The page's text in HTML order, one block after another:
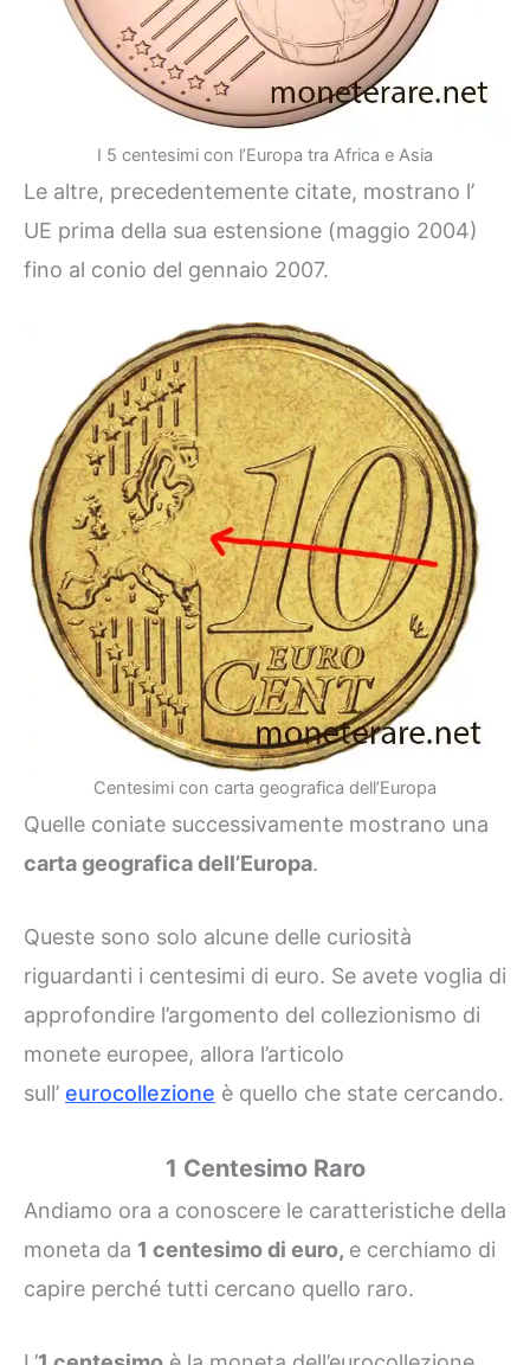
I 5 centesimi con l’Europa tra Africa e Asia
Le altre, precedentemente citate, mostrano l’
UE prima della sua estensione (maggio 2004)
fino al conio del gennaio 2007.
Centesimi con carta geografica dell’Europa
Quelle coniate successivamente mostrano una
carta geografica dell’Europa.
Queste sono solo alcune delle curiosità
riguardanti i centesimi di euro. Se avete voglia di
approfondire l’argomento del collezionismo di
monete europee, allora l’articolo
sull’ eurocollezione è quello che state cercando.
1 Centesimo Raro
Andiamo ora a conoscere le caratteristiche della
moneta da 1 centesimo di euro, e cerchiamo di
capire perché tutti cercano quello raro.